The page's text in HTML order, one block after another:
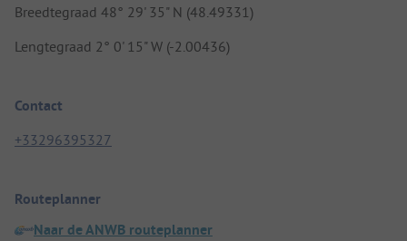
Breedtegraad 48° 29' 35" N (48.49331)
Lengtegraad 2° 0' 15" W (-2.00436)
Contact
+33296395327
Routeplanner
Naar de ANWB routeplanner